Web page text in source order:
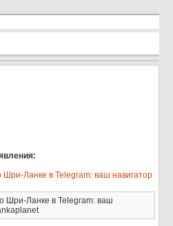
Ланке в Telegram: ваш навигатор
Шри-Ланке в Telegram: ваш